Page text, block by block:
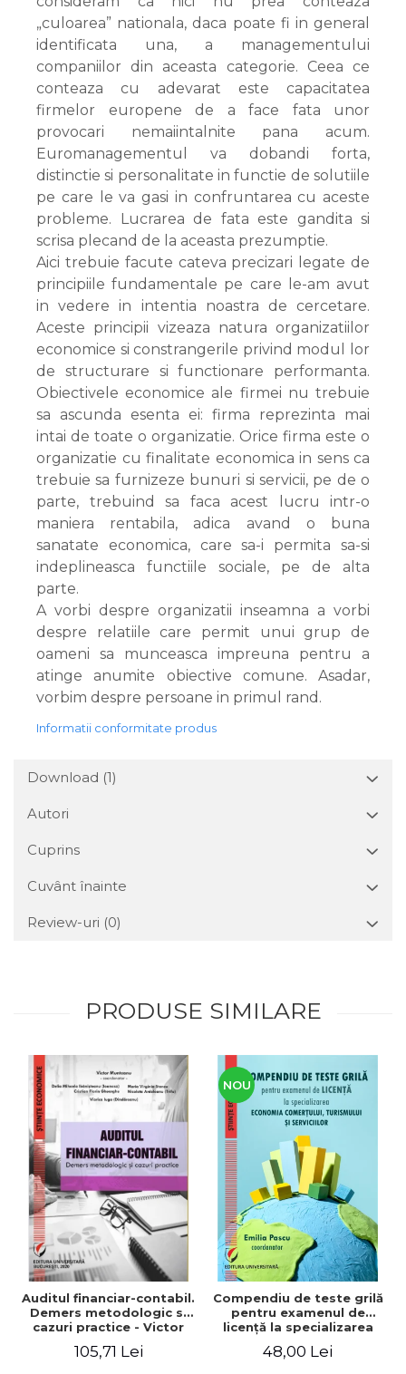
„culoarea” nationala, daca poate fi in general
identificata una, a managementului
companiilor din aceasta categorie. Ceea ce
conteaza cu adevarat este capacitatea
firmelor europene de a face fata unor
provocari nemaiintalnite pana acum.
Euromanagementul va dobandi forta,
distinctie si personalitate in functie de solutiile
pe care le va gasi in confruntarea cu aceste
probleme. Lucrarea de fata este gandita si
scrisa plecand de la aceasta prezumptie.
Aici trebuie facute cateva precizari legate de
principiile fundamentale pe care le-am avut
in vedere in intentia noastra de cercetare.
Aceste principii vizeaza natura organizatiilor
economice si constrangerile privind modul lor
de structurare si functionare performanta.
Obiectivele economice ale firmei nu trebuie
sa ascunda esenta ei: firma reprezinta mai
intai de toate o organizatie. Orice firma este o
organizatie cu finalitate economica in sens ca
trebuie sa furnizeze bunuri si servicii, pe de o
parte, trebuind sa faca acest lucru intr-o
maniera rentabila, adica avand o buna
sanatate economica, care sa-i permita sa-si
indeplineasca functiile sociale, pe de alta
parte.
A vorbi despre organizatii inseamna a vorbi
despre relatiile care permit unui grup de
oameni sa munceasca impreuna pentru a
atinge anumite obiective comune. Asadar,
vorbim despre persoane in primul rand.
Informatii conformitate produs
Download (1)
Autori
Cuprins
Cuvânt înainte
Review-uri (0)
PRODUSE SIMILARE
Auditul financiar-contabil.
Demers metodologic si
cazuri practice - Victor
105,71 Lei
NOU
Compendiu de teste grilă
pentru examenul de
licenţă la specializarea
turismului şi serviciilor"
48,00 Lei